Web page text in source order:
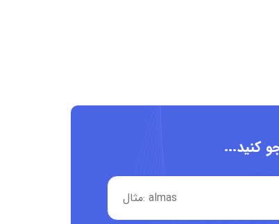
کنید...